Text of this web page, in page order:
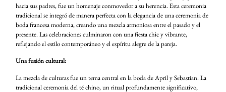
hacia sus padres, fue un homenaje conmovedor a su herencia. Esta ceremonia
tradicional se integró de manera perfecta con la elegancia de una ceremonia de
boda francesa moderna, creando una mezcla armoniosa entre el pasado y el
presente. Las celebraciones culminaron con una fiesta chic y vibrante,
reflejando el estilo contemporáneo y el espíritu alegre de la pareja.
Una fusión cultural:
La mezcla de culturas fue un tema central en la boda de April y Sebastian. La
tradicional ceremonia del té chino, un ritual profundamente significativo,